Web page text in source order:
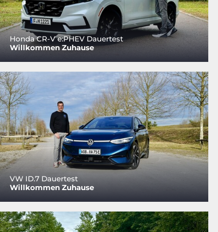
Honda CR-V e:PHEV Dauertest
Willkommen Zuhause
VW ID.7 Dauertest
Willkommen Zuhause